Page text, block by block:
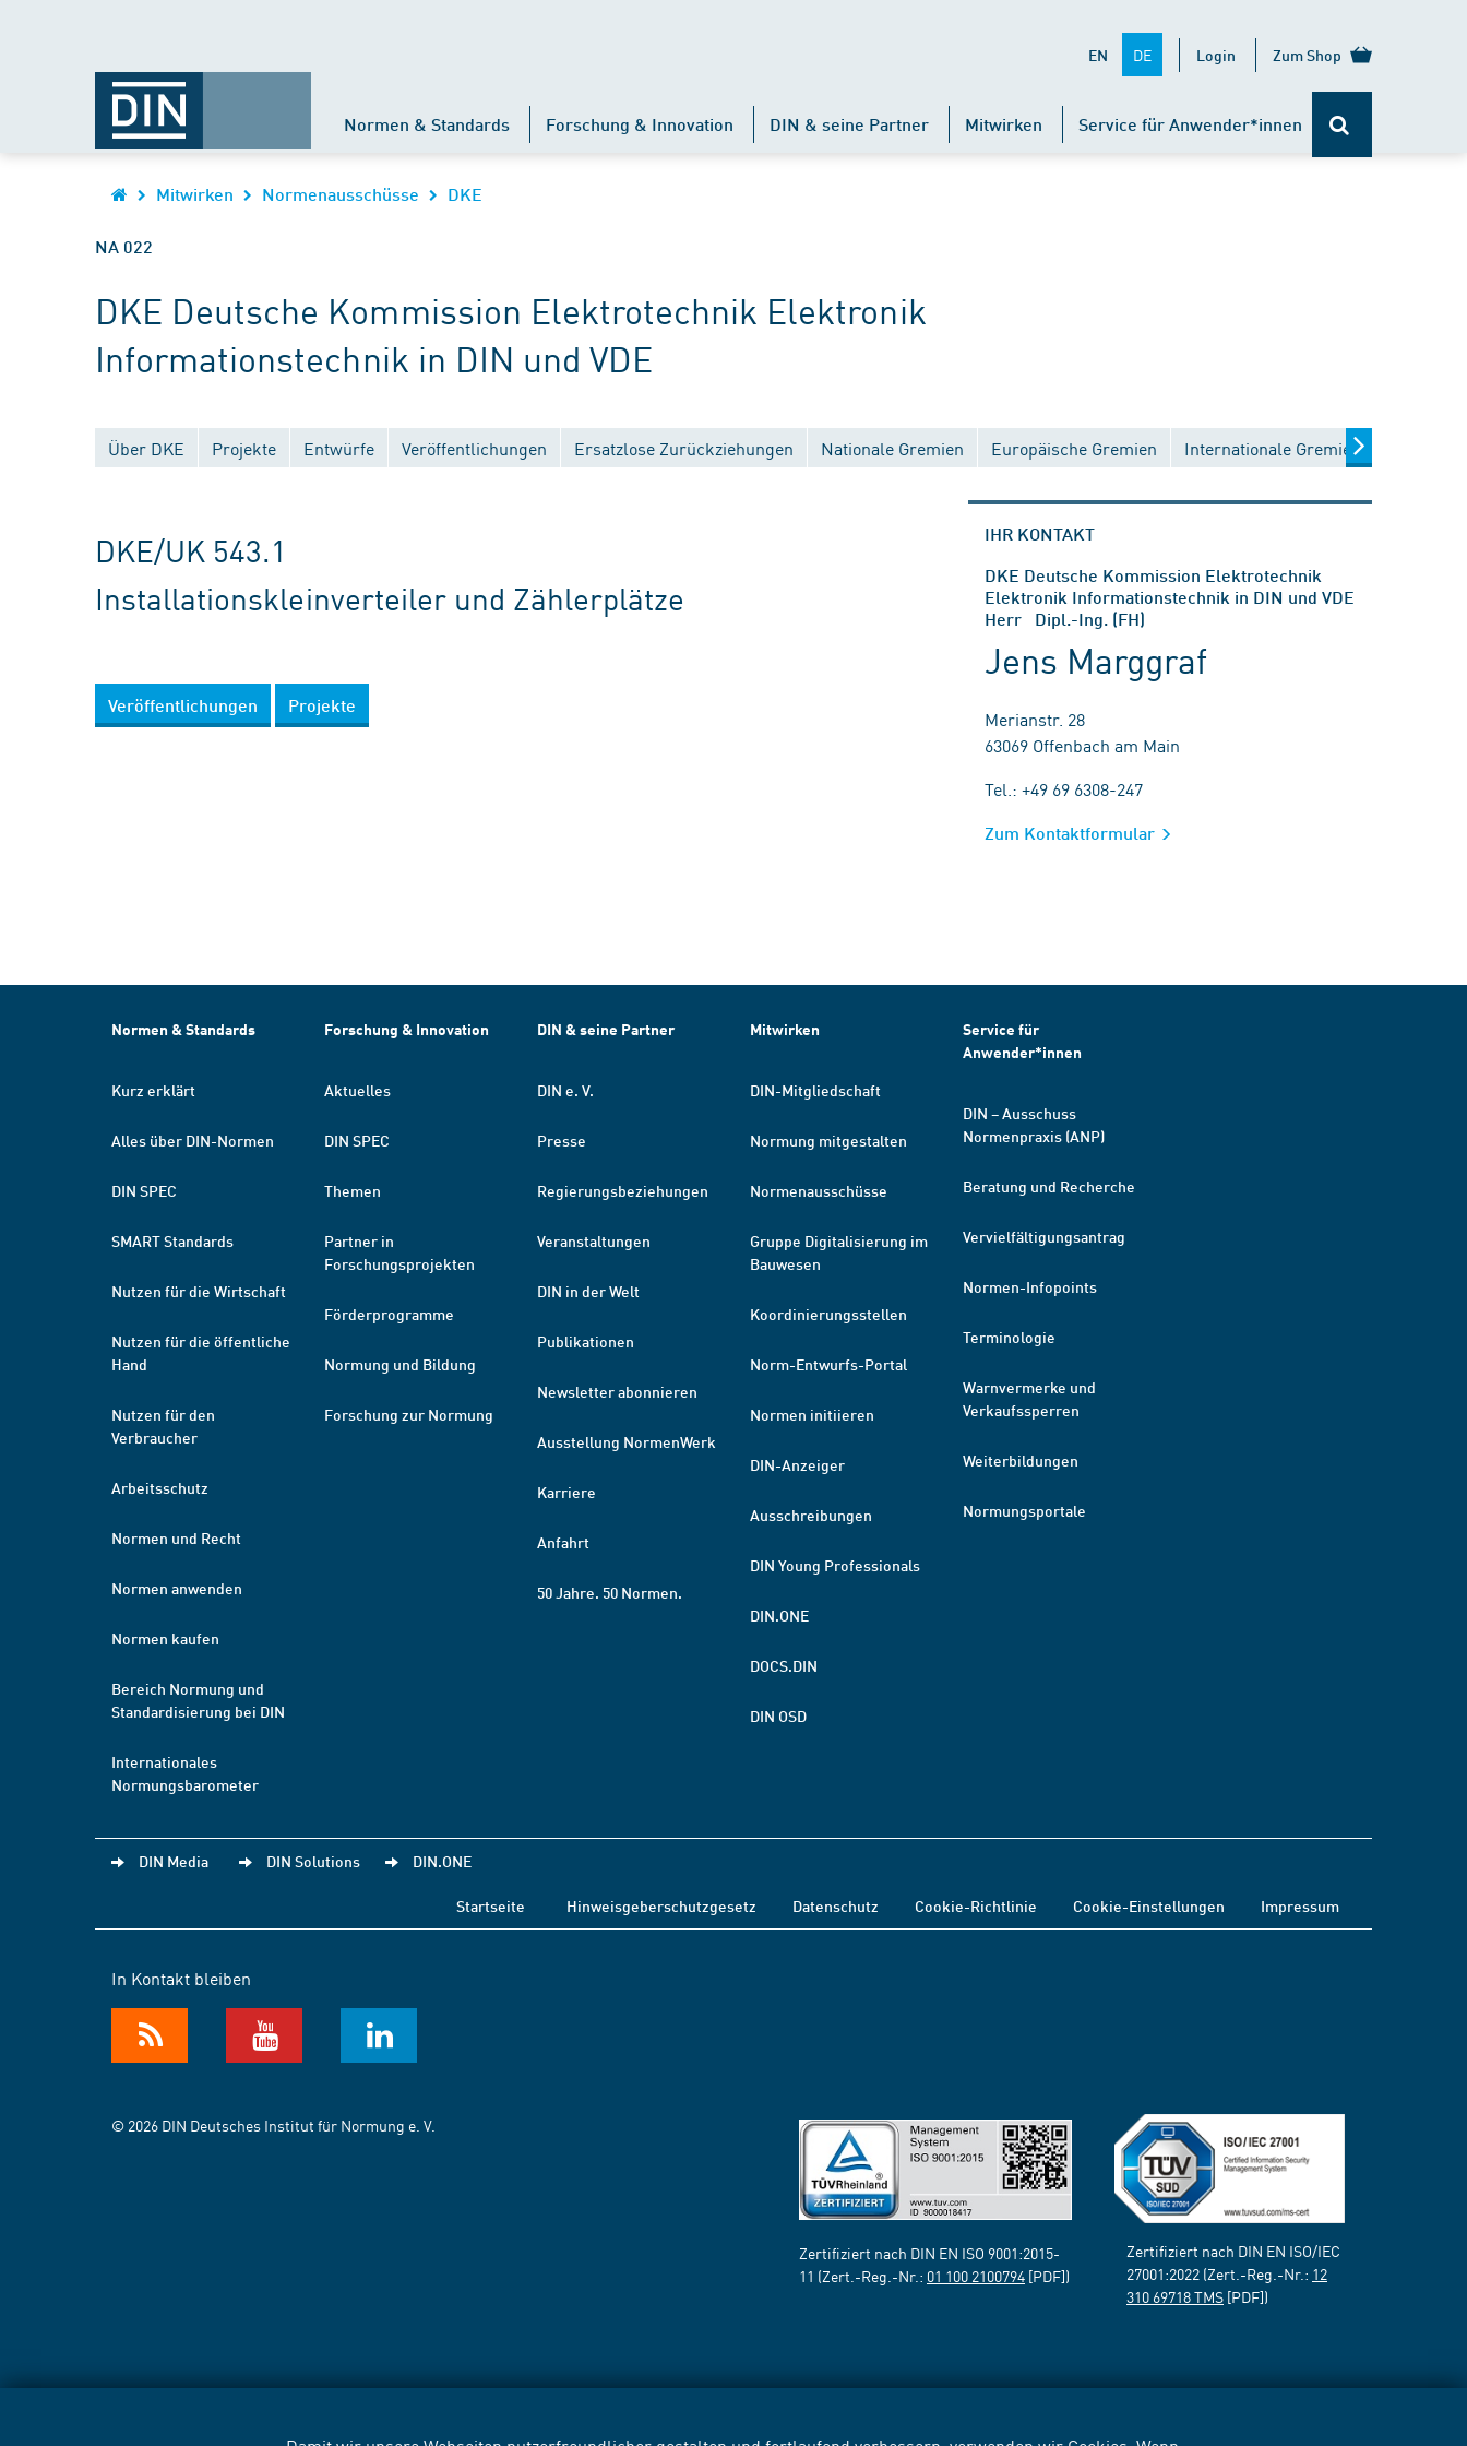
EN DE Login Zum Shop
Normen & Standards Forschung & Innovation DIN & seine Partner Mitwirken Service für Anwender*innen
Mitwirken Normenausschüsse DKE
NA 022
DKE Deutsche Kommission Elektrotechnik Elektronik
Informationstechnik in DIN und VDE
Über DKE Projekte Entwürfe Veröffentlichungen Ersatzlose Zurückziehungen Nationale Gremien Europäische Gremien Internationale Gremien
DKE/UK 543.1
Installationskleinverteiler und Zählerplätze
Veröffentlichungen Projekte
IHR KONTAKT
DKE Deutsche Kommission Elektrotechnik
Elektronik Informationstechnik in DIN und VDE
Herr Dipl.-Ing. (FH)
Jens Marggraf
Merianstr. 28
63069 Offenbach am Main
Tel.: +49 69 6308-247
Zum Kontaktformular
Normen & Standards
Kurz erklärt
Alles über DIN-Normen
DIN SPEC
SMART Standards
Nutzen für die Wirtschaft
Nutzen für die öffentliche
Hand
Nutzen für den
Verbraucher
Arbeitsschutz
Normen und Recht
Normen anwenden
Normen kaufen
Bereich Normung und
Standardisierung bei DIN
Internationales
Normungsbarometer
Forschung & Innovation
Aktuelles
DIN SPEC
Themen
Partner in
Forschungsprojekten
Förderprogramme
Normung und Bildung
Forschung zur Normung
DIN & seine Partner
DIN e. V.
Presse
Regierungsbeziehungen
Veranstaltungen
DIN in der Welt
Publikationen
Newsletter abonnieren
Ausstellung NormenWerk
Karriere
Anfahrt
50 Jahre. 50 Normen.
Mitwirken
DIN-Mitgliedschaft
Normung mitgestalten
Normenausschüsse
Gruppe Digitalisierung im
Bauwesen
Koordinierungsstellen
Norm-Entwurfs-Portal
Normen initiieren
DIN-Anzeiger
Ausschreibungen
DIN Young Professionals
DIN.ONE
DOCS.DIN
DIN OSD
Service für
Anwender*innen
DIN – Ausschuss
Normenpraxis (ANP)
Beratung und Recherche
Vervielfältigungsantrag
Normen-Infopoints
Terminologie
Warnvermerke und
Verkaufssperren
Weiterbildungen
Normungsportale
DIN Media DIN Solutions DIN.ONE
Startseite Hinweisgeberschutzgesetz Datenschutz Cookie-Richtlinie Cookie-Einstellungen Impressum
In Kontakt bleiben
© 2026 DIN Deutsches Institut für Normung e. V.
Zertifiziert nach DIN EN ISO 9001:2015-
11 (Zert.-Reg.-Nr.: 01 100 2100794 [PDF])
Zertifiziert nach DIN EN ISO/IEC
27001:2022 (Zert.-Reg.-Nr.: 12
310 69718 TMS [PDF])